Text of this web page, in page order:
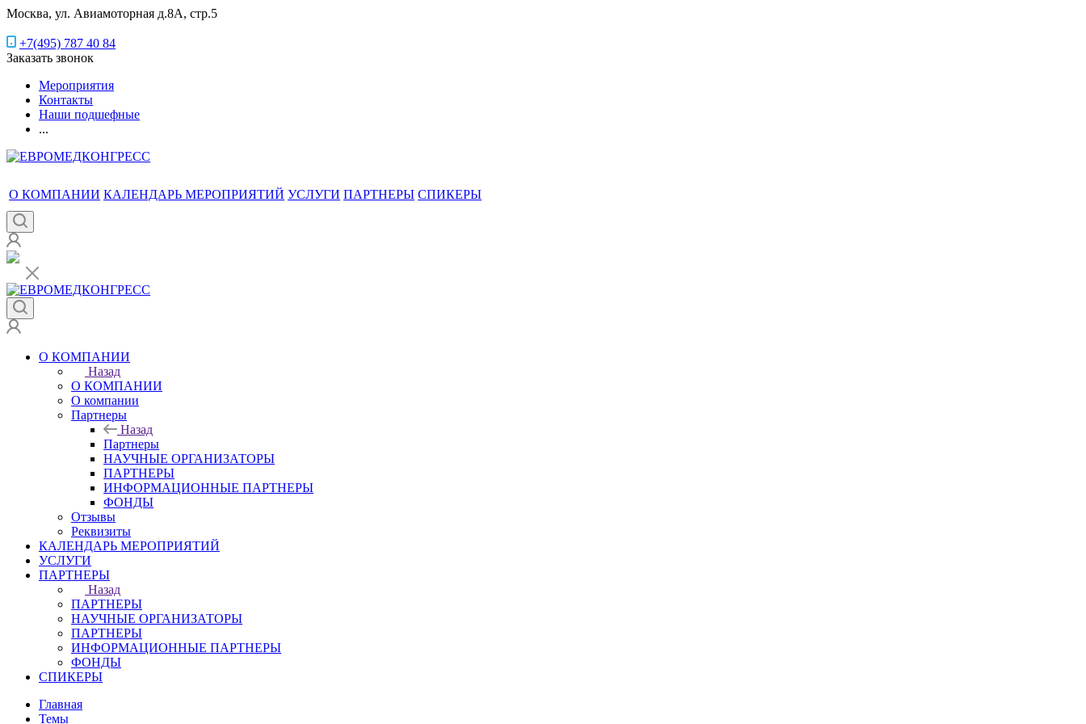
Москва, ул. Авиамоторная д.8А, стр.5
+7(495) 787 40 84
Заказать звонок
Мероприятия
Контакты
Наши подшефные
...
О КОМПАНИИ КАЛЕНДАРЬ МЕРОПРИЯТИЙ УСЛУГИ ПАРТНЕРЫ СПИКЕРЫ
О КОМПАНИИ
Назад
О КОМПАНИИ
О компании
Партнеры
Назад
Партнеры
НАУЧНЫЕ ОРГАНИЗАТОРЫ
ПАРТНЕРЫ
ИНФОРМАЦИОННЫЕ ПАРТНЕРЫ
ФОНДЫ
Отзывы
Реквизиты
КАЛЕНДАРЬ МЕРОПРИЯТИЙ
УСЛУГИ
ПАРТНЕРЫ
Назад
ПАРТНЕРЫ
НАУЧНЫЕ ОРГАНИЗАТОРЫ
ПАРТНЕРЫ
ИНФОРМАЦИОННЫЕ ПАРТНЕРЫ
ФОНДЫ
СПИКЕРЫ
Главная
Темы